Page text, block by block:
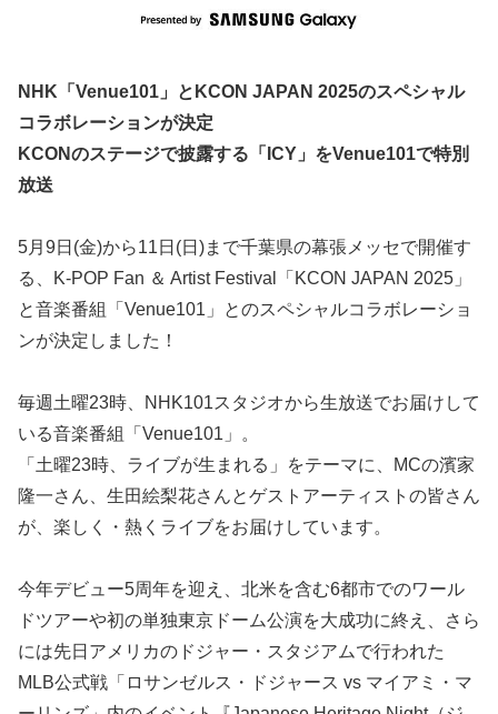
NHK「Venue101」とKCON JAPAN 2025のスペシャル
コラボレーションが決定
KCONのステージで披露する「ICY」をVenue101で特別
放送
5月9日(金)から11日(日)まで千葉県の幕張メッセで開催す
る、K-POP Fan ＆ Artist Festival「KCON JAPAN 2025」
と音楽番組「Venue101」とのスペシャルコラボレーショ
ンが決定しました！
毎週土曜23時、NHK101スタジオから生放送でお届けして
いる音楽番組「Venue101」。
「土曜23時、ライブが生まれる」をテーマに、MCの濱家
隆一さん、生田絵梨花さんとゲストアーティストの皆さん
が、楽しく・熱くライブをお届けしています。
今年デビュー5周年を迎え、北米を含む6都市でのワール
ドツアーや初の単独東京ドーム公演を大成功に終え、さら
には先日アメリカのドジャー・スタジアムで行われた
MLB公式戦「ロサンゼルス・ドジャース vs マイアミ・マ